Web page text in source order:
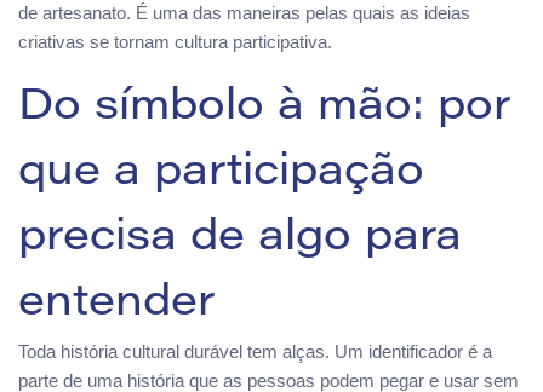
de artesanato. É uma das maneiras pelas quais as ideias
criativas se tornam cultura participativa.
Do símbolo à mão: por
que a participação
precisa de algo para
entender
Toda história cultural durável tem alças. Um identificador é a
parte de uma história que as pessoas podem pegar e usar sem